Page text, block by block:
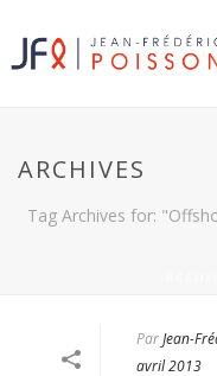
ARCHIVES
Tag Archives for:
ParJean-
avril 2013